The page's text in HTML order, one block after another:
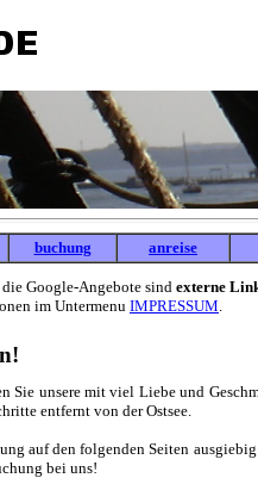
buchung anreise
Google-Angebote sind externe
im Untermenu IMPRESSUM.
Sie unsere mit viel Liebe und
entfernt von der Ostsee.
auf den folgenden Seiten
bei uns!